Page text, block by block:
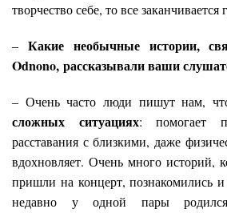
творчество себе, то все заканчивается
– Какие необычные истории,
Odnono, рассказывали ваши
– Очень часто люди пишут нам,
сложных ситуациях: помогает
расставания с близкими, даже
вдохновляет. Очень много историй,
пришли на концерт, познакомились
недавно у одной пары